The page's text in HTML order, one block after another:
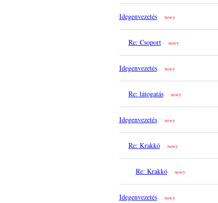
Idegenvezetés nowy
Re: Csoport nowy
Idegenvezetés nowy
Re: látogatás nowy
Idegenvezetés nowy
Re: Krakkó nowy
Re: Krakkó nowy
Idegenvezetés nowy